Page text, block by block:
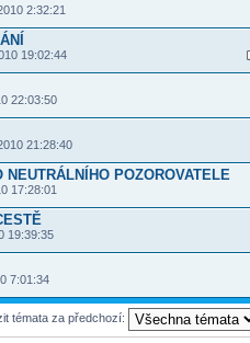
2:32:21
19:02:44
22:03:50
21:28:40
NEUTRÁLNÍHO POZOROVATELE
17:28:01
19:39:35
7:01:34
témata za předchozí: